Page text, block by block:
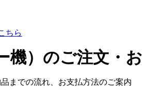
ちら
機）のご注文・
までの流れ、 お支払方法のご案内